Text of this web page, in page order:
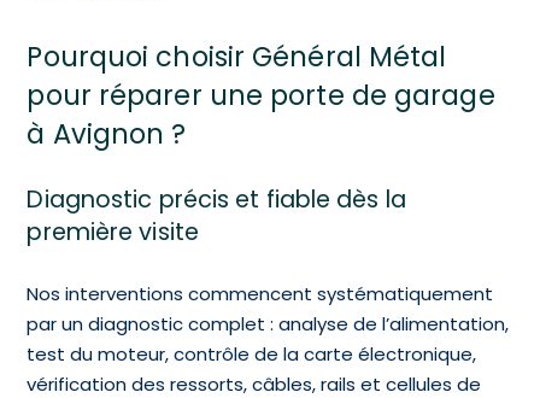
Pourquoi choisir Général Métal
pour réparer une porte de garage
à Avignon ?
Diagnostic précis et fiable dès la
première visite
Nos interventions commencent systématiquement
par un diagnostic complet : analyse de l’alimentation,
test du moteur, contrôle de la carte électronique,
vérification des ressorts, câbles, rails et cellules de